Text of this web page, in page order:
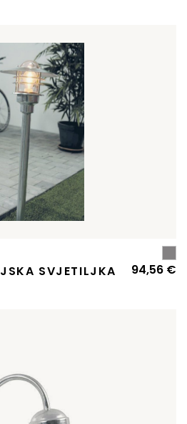
SVJETILJKA 94,56 €